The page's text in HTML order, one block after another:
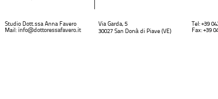
Studio Dott.ssa Anna Favero
Mail: info@dottoressafavero.it
Via Garda, 5
30027 San Donà di Piave (VE)
Tel: +39
Fax: +39